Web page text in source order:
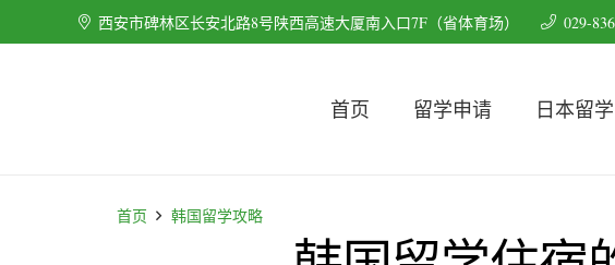
西安市碑林区长安北路8号陕西高速大厦南入口7F（省体育场） 029-
首页 留学申请 日本留学
首页 韩国留学攻略